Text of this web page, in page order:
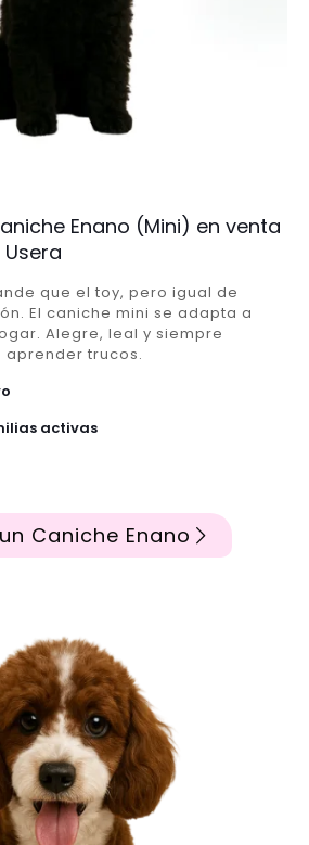
Enano (Mini) en venta
que el toy, pero igual de
El caniche mini se adapta a
Alegre, leal y siempre
trucos.
activas
Caniche Enano